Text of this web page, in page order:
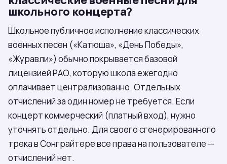
школьного концерта?
Школьное публичное исполнение классических
военных песен («Катюша», «День Победы»,
«Журавли») обычно покрывается базовой
лицензией РАО, которую школа ежегодно
оплачивает централизованно. Отдельных
отчислений за один номер не требуется. Если
концерт коммерческий (платный вход), нужно
уточнять отдельно. Для своего сгенерированного
трека в Сонграйтере все права на пользователе —
отчислений нет.